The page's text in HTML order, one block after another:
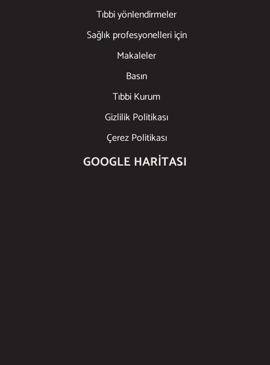
Tıbbi yönlendirmeler
Sağlık profesyonelleri için
Makaleler
Basın
Tıbbi Kurum
Gizlilik Politikası
Çerez Politikası
GOOGLE HARITASI